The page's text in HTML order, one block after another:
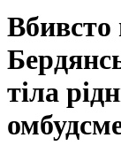
Вбивсто
тіла